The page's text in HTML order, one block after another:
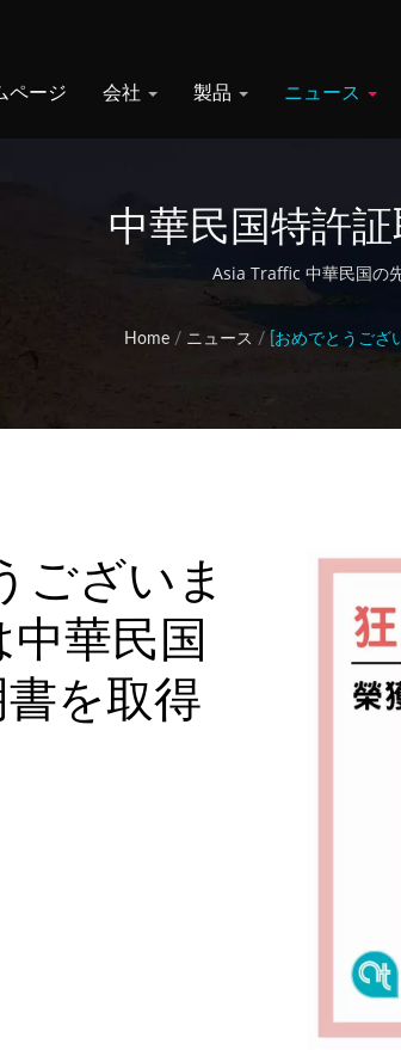
ページ 会社 製品 ニュース
中華民国特許
Asia Traffic 中華民国の
Home / ニュース / [おめでとうご
ございま
華民国
を取得